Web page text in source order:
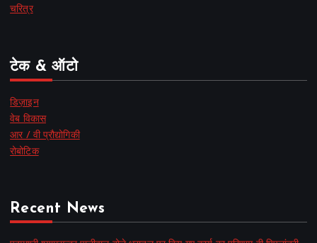
चरित्र
टेक & ऑटो
डिज़ाइन
वेब विकास
आर / वी प्रौद्योगिकी
रोबोटिक
Recent News